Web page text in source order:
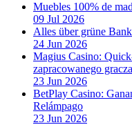
Muebles 100% de
09 Jul 2026
Alles über grüne
24 Jun 2026
Magius Casino:
zapracowanego gracza
23 Jun 2026
BetPlay Casino:
Relámpago
23 Jun 2026